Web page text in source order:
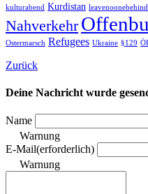
kulturabend Kurdistan leavenoonebehind
Nahverkehr
Ostermarsch Refugees Ukraine §129
Zurück
Deine Nachricht wurde
Name
Warnung
E-Mail(erforderlich)
Warnung